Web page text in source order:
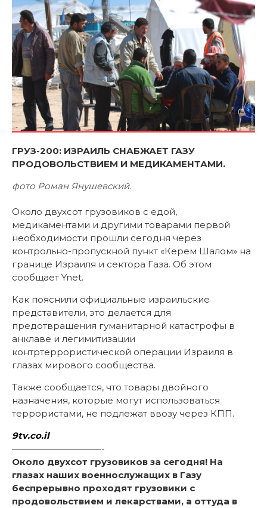
ГРУЗ-200: ИЗРАИЛЬ СНАБЖАЕТ ГАЗУ
ПРОДОВОЛЬСТВИЕМ И МЕДИКАМЕНТАМИ.
фото Роман Янушевский.
Около двухсот грузовиков с едой,
медикаментами и другими товарами первой
необходимости прошли сегодня через
контрольно-пропускной пункт «Керем Шалом» на
границе Израиля и сектора Газа. Об этом
сообщает Ynet.
Как пояснили официальные израильские
представители, это делается для
предотвращения гуманитарной катастрофы в
анклаве и легимитизации
контртеррористической операции Израиля в
глазах мирового сообщества.
Также сообщается, что товары двойного
назначения, которые могут использоваться
террористами, не подлежат ввозу через КПП.
9tv.co.il
——————————-
Около двухсот грузовиков за сегодня! На
глазах наших военнослужащих в Газу
беспрерывно проходят грузовики с
продовольствием и лекарствами, а оттуда в